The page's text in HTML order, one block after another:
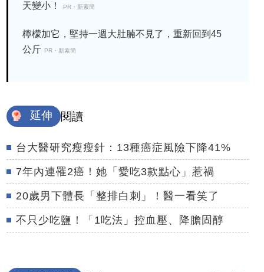
天變小！
PR・新素簡
檸檬加它，堅持一週大肚腩不見了，重新回到45
公斤
PR・新素簡
延伸 閱讀
台大醫研究瘦瘦針：13種癌症風險下降41%
7年內連罹2癌！她「愛吃3款點心」惹禍
20歲男下體長「整排白刺」！醫一看笑了
不只少吃鹽！「1吃法」控血壓、降膽固醇